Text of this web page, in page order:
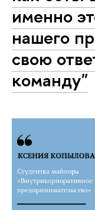
именно
нашего
свою
команду"